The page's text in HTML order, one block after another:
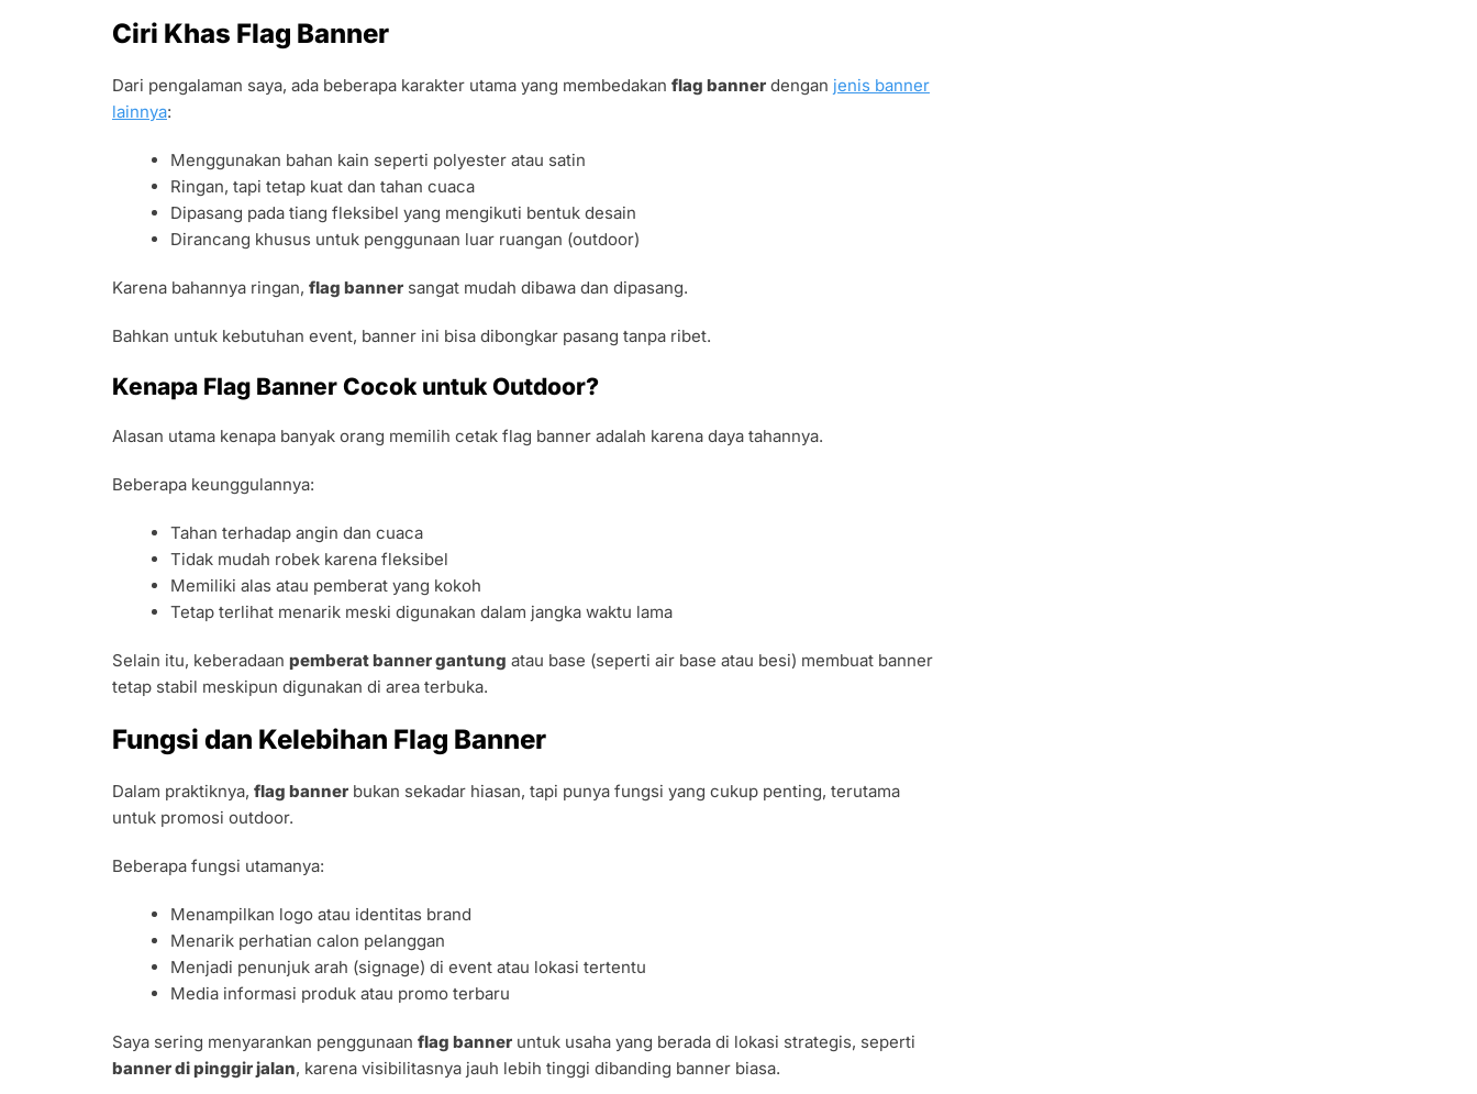
Ciri Khas Flag Banner
Dari pengalaman saya, ada beberapa karakter utama yang membedakan flag banner dengan jenis banner
lainnya:
Menggunakan bahan kain seperti polyester atau satin
Ringan, tapi tetap kuat dan tahan cuaca
Dipasang pada tiang fleksibel yang mengikuti bentuk desain
Dirancang khusus untuk penggunaan luar ruangan (outdoor)
Karena bahannya ringan, flag banner sangat mudah dibawa dan dipasang.
Bahkan untuk kebutuhan event, banner ini bisa dibongkar pasang tanpa ribet.
Kenapa Flag Banner Cocok untuk Outdoor?
Alasan utama kenapa banyak orang memilih cetak flag banner adalah karena daya tahannya.
Beberapa keunggulannya:
Tahan terhadap angin dan cuaca
Tidak mudah robek karena fleksibel
Memiliki alas atau pemberat yang kokoh
Tetap terlihat menarik meski digunakan dalam jangka waktu lama
Selain itu, keberadaan pemberat banner gantung atau base (seperti air base atau besi) membuat banner
tetap stabil meskipun digunakan di area terbuka.
Fungsi dan Kelebihan Flag Banner
Dalam praktiknya, flag banner bukan sekadar hiasan, tapi punya fungsi yang cukup penting, terutama
untuk promosi outdoor.
Beberapa fungsi utamanya:
Menampilkan logo atau identitas brand
Menarik perhatian calon pelanggan
Menjadi penunjuk arah (signage) di event atau lokasi tertentu
Media informasi produk atau promo terbaru
Saya sering menyarankan penggunaan flag banner untuk usaha yang berada di lokasi strategis, seperti
banner di pinggir jalan, karena visibilitasnya jauh lebih tinggi dibanding banner biasa.